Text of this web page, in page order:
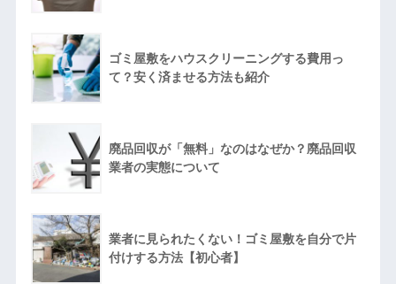
ゴミ屋敷をハウスクリーニングする費用っ
て？安く済ませる方法も紹介
廃品回収が「無料」なのはなぜか？廃品回収
業者の実態について
業者に見られたくない！ゴミ屋敷を自分で片
付けする方法【初心者】